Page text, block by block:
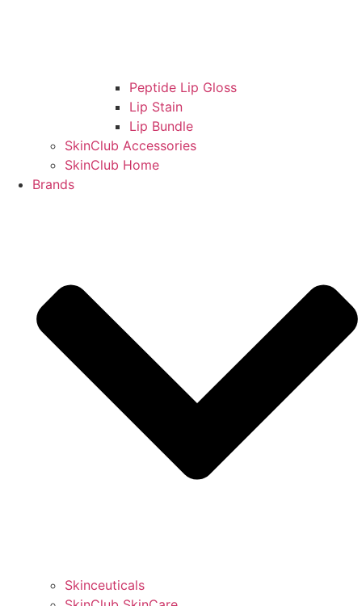
Peptide Lip Gloss
Lip Stain
Lip Bundle
SkinClub Accessories
SkinClub Home
Brands
Skinceuticals